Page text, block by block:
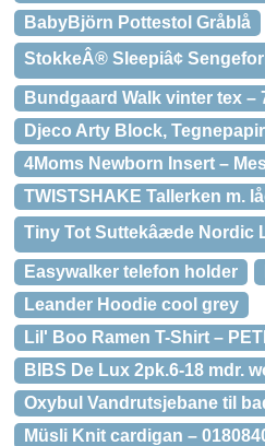
BabyBjörn Pottestol Gråblå
StokkeÂ® Sleepiâ¢
Bundgaard Walk vinter tex –
Djeco Arty Block, Tegnepapir
4Moms Newborn Insert –
TWISTSHAKE Tallerken m.
Tiny Tot Suttekâæde
Easywalker telefon holder
Leander Hoodie cool grey
Lil' Boo Ramen T-Shirt –
BIBS De Lux 2pk.6-18 mdr.
Oxybul Vandrutsjebane til
Müsli Knit cardigan –